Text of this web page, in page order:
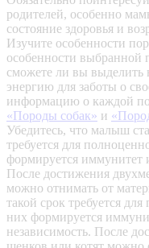
родителей, особенно
состояние здоровья и
Изучите особенности
особенности выбранной
сможете ли вы выделить
энергию для заботы о
информацию о каждой
«Породы собак» и
Убедитесь, что малыш
требуется для
формируется иммунитет
После достижения
можно отнимать от
такой срок требуется
них формируется
независимость. После